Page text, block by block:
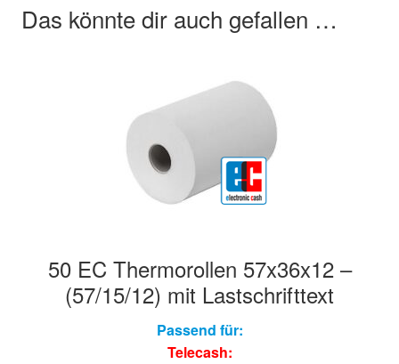
Das könnte dir auch gefallen …
50 EC Thermorollen 57x36x12 –
(57/15/12) mit Lastschrifttext
Passend für:
Telecash: